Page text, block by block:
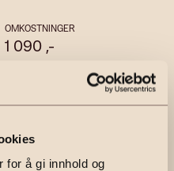
for å gi innhold og
OMKOSTNINGER
1 090,-
FELLESKOSTNADER
40 774